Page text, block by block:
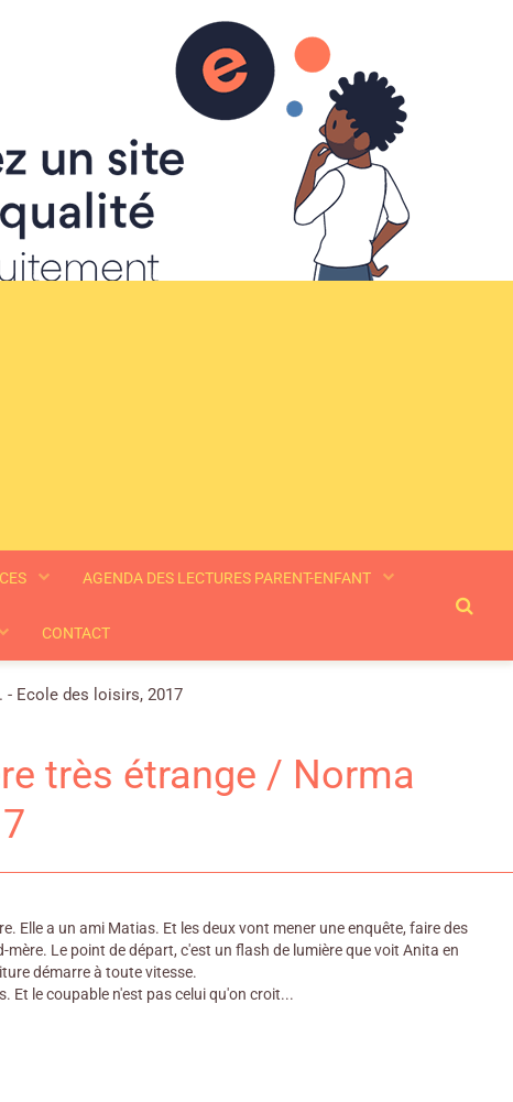
AGENDA DES LECTURES PARENT-ENFANT
CONTACT
- Ecole des loisirs, 2017
très étrange / Norma
Elle a un ami Matias. Et les deux vont mener une enquête, faire des
Le point de départ, c'est un flash de lumière que voit Anita en
démarre à toute vitesse.
Et le coupable n'est pas celui qu'on croit...